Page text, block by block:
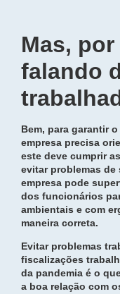
Mas,
falando
Bem, para garantir
empresa precisa
este deve cumprir
evitar problemas de
empresa pode
dos funcionários
ambientais e com
maneira correta.
Evitar problemas
fiscalizações
da pandemia é o
a boa relação com